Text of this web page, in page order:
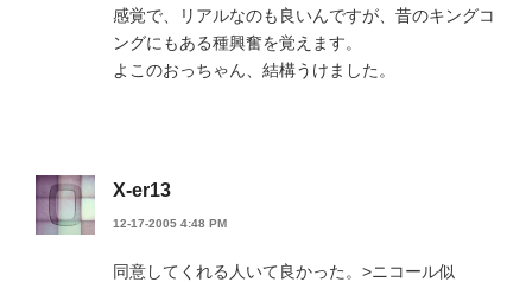
感覚で、リアルなのも良いんですが、昔のキングコ
ングにもある種興奮を覚えます。
よこのおっちゃん、結構うけました。
X-er13
12-17-2005 4:48 PM
同意してくれる人いて良かった。>ニコール似